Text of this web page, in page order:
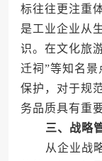
标往往更注重
是工业企业从
识。在文化旅
迁祠”等知名
保护，对于规
务品质具有重
三、战略
从企业战略